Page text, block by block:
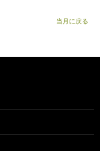
当月に戻る